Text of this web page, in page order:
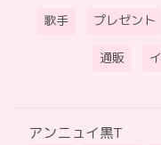
歌手 プレゼント
通販
アンニュイ黒T